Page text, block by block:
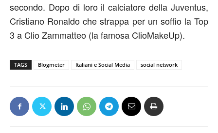
secondo. Dopo di loro il calciatore della Juventus,
Cristiano Ronaldo che strappa per un soffio la Top
3 a Clio Zammatteo (la famosa ClioMakeUp).
TAGS Blogmeter Italiani e Social Media social network